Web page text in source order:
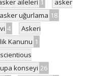
aileleri 1
asker
asker uğurlama 18
4
Askeri
Kanunu 1
konseyi 26